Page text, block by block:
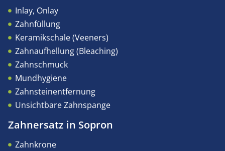
Inlay, Onlay
Zahnfüllung
Keramikschale (Veeners)
Zahnaufhellung (Bleaching)
Zahnschmuck
Mundhygiene
Zahnsteinentfernung
Unsichtbare Zahnspange
Zahnersatz in Sopron
Zahnkrone